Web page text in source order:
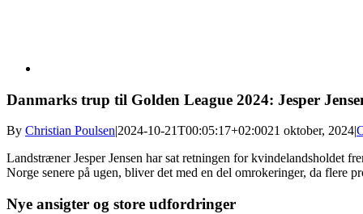
Danmarks trup til Golden League 2024: Jesper
By Christian Poulsen|2024-10-21T00:05:17+02:0021 oktober, 2024|
Landstræner Jesper Jensen har sat retningen for kvindelandsholdet
Norge senere på ugen, bliver det med en del omrokeringer, da flere
Nye ansigter og store udfordringer